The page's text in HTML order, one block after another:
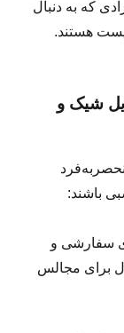
که به دنبال
هستند.
شیک و
باشند:
سفارشی و
برای مجالس